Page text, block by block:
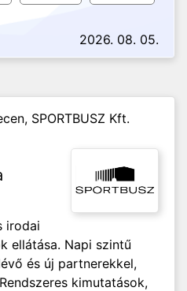
2026. 08. 05.
SPORTBUSZ Kft.
irodai
ellátása. Napi szintű
és új partnerekkel,
kimutatások,